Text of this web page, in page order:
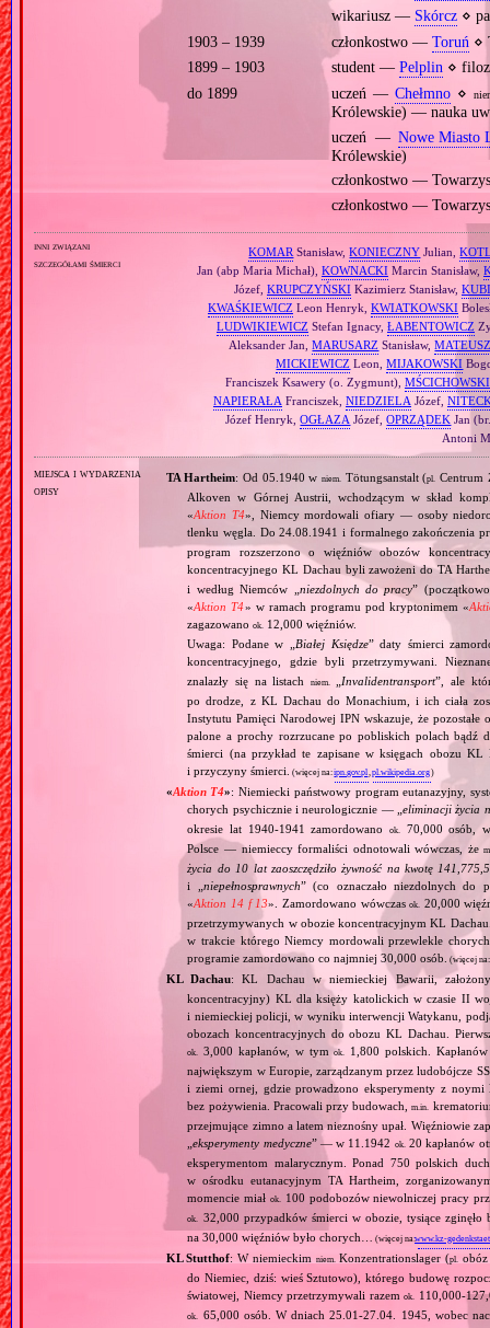
wikariusz — Skórcz⋄
1903 – 1939
członkostwo — Toruń ⋄
1899 – 1903
student — Pelplin⋄
do 1899
uczeń — Chełmno⋄
Królewskie) — nauka
uczeń —Nowe Miasto
Królewskie)
członkostwo —
członkostwo —
inni związani
szczegółami śmierci
KOMAR Stanisław,KONIECZNY Julian,
Jan (abp Maria Michał), KOWNACKIMarcin Stanisław,
Józef, KRUPCZYŃSKIKazimierz Stanisław,
KWAŚKIEWICZ Leon Henryk, KWIATKOWSKI
LUDWIKIEWICZ Stefan Ignacy, ŁABENTOWICZ
Aleksander Jan,MARUSARZ Stanisław,
MICKIEWICZ Leon,MIJAKOWSKI
Franciszek Ksawery (o. Zygmunt), MŚCICHOWSKI
NAPIERAŁA Franciszek, NIEDZIELA Józef,
Józef Henryk,OGŁAZA Józef,OPRZĄDEK Jan
Antoni
miejsca i wydarzenia
opisy
TA Hartheim: Od 05.1940 w niem. Tötungsanstalt (pl.
Centrum
Alkoven w Górnej Austrii, wchodzącym w skład
«Aktion T4», Niemcy mordowali ofiary — osoby
tlenku węgla. Do 24.08.1941 i formalnego zakończenia
program rozszerzono o więźniów obozów
koncentracyjnego KL Dachau byli zawożeni do TA
i według Niemców „ niezdolnych do pracy”
«Aktion T4» w ramach programu pod kryptonimem «
zagazowanook.
12,000 więźniów.
Uwaga: Podane w „ Białej Księdze” daty śmierci
koncentracyjnego, gdzie byli przetrzymywani.
znalazły się na listach
niem. Invalidentransport”, ale
po drodze, z KL Dachau do Monachium, i ich ciała
Instytutu Pamięci Narodowej IPN wskazuje, że
palone a prochy rozrzucane po pobliskich polach bądź
śmierci (na przykład te zapisane w księgach obozu
i przyczyny śmierci.
(więcej na:ipn.gov.pl ,pl.wikipedia.org)
«Aktion T4»: Niemiecki państwowy program eutanazyjny,
chorych psychicznie i neurologicznie — „eliminacji życia
okresie lat 1940‐1941 zamordowanook.
70,000 osób,
Polsce — niemieccy formaliści odnotowali wówczas, że
życia do 10 lat zaoszczędziło żywność na kwotę
i „ niepełnosprawnych” (co oznaczało niezdolnych do
«Aktion 14 f 13». Zamordowano wówczasok.
20,000
przetrzymywanych w obozie koncentracyjnym KL
w trakcie którego Niemcy mordowali przewlekle
programie zamordowano co najmniej 30,000 osób.
(więcej
KL Dachau: KL Dachau w niemieckiej Bawarii,
koncentracyjny) KL dla księży katolickich w czasie II
i niemieckiej policji, w wyniku interwencji Watykanu,
obozach koncentracyjnych do obozu KL Dachau.
ok. 3,000 kapłanów, w tymok.
1,800 polskich.
największym w Europie, zarządzanym przez ludobójcze
i ziemi ornej, gdzie prowadzono eksperymenty z
bez pożywienia. Pracowali przy budowach,m.in.
przejmujące zimno a latem nieznośny upał. Więźniowie
„eksperymenty medyczne” — w 11.1942 ok. 20 kapłanów
eksperymentom malarycznym. Ponad 750 polskich
w ośrodku eutanacyjnym TA Hartheim,
momencie miałok. 100 podobozów niewolniczej pracy
ok.
32,000 przypadków śmierci w obozie, tysiące
na 30,000 więźniów było chorych…
(więcej na:www.kz-
KL Stutthof: W niemieckim niem. Konzentrationslager (pl.
do Niemiec, dziś: wieś Sztutowo), którego budowę
światowej, Niemcy przetrzymywali razemok.
ok.
65,000 osób. W dniach 25.01‐27.04. 1945, wobec